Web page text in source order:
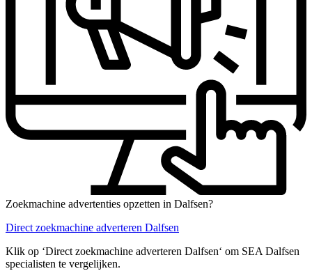
Zoekmachine advertenties opzetten in Dalfsen?
Direct zoekmachine adverteren Dalfsen
Klik op ‘Direct zoekmachine adverteren Dalfsen‘ om SEA Dalfsen
specialisten te vergelijken.